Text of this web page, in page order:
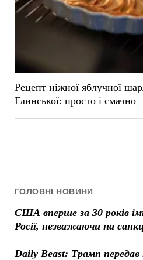
ГОЛОВНІ НОВИНИ
США вперше за 30 років
Росії, незважаючи на
Daily Beast: Трамп
Рецепт ніжної яблучної
Глинської: просто і смачно